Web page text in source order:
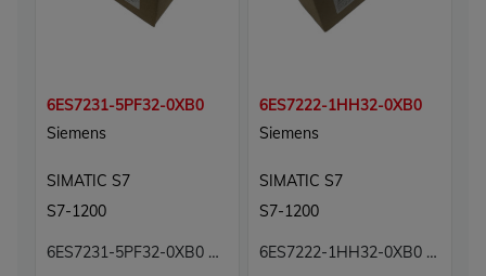
6ES7231-5PF32-0XB0
Siemens
SIMATIC S7
S7-1200
6ES7231-5PF32-0XB0 Module 8 entrées analogiques Carte 8E Simatic S7 Siemens
6ES7222-1HH32-0XB0
Siemens
SIMATIC S7
S7-1200
6ES7222-1HH32-0XB0 Simatic S7 Siemens